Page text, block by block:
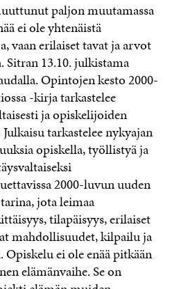
paljon muutamassa
ei ole yhtenäistä
vaan erilaiset tavat ja arvot
13.10. julkistama
Opintojen kesto 2000-
-kirja tarkastelee
ja opiskelijoiden
tarkastelee nykyajan
opiskella, työllistyä ja
2000-luvun uuden
jota leimaa
tilapäisyys, erilaiset
mahdollisuudet, kilpailu ja
ei ole enää pitkään
elämänvaihe. Se on